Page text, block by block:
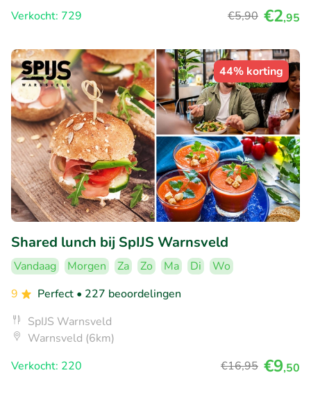
Verkocht: 729
€5,90 €2,95
44% korting
Shared lunch bij SpIJS Warnsveld
Vandaag Morgen Za Zo Ma Di
Wo
9
Perfect • 227 beoordelingen
SpIJS Warnsveld
Warnsveld (6km)
Verkocht: 220
€16,95 €9,50